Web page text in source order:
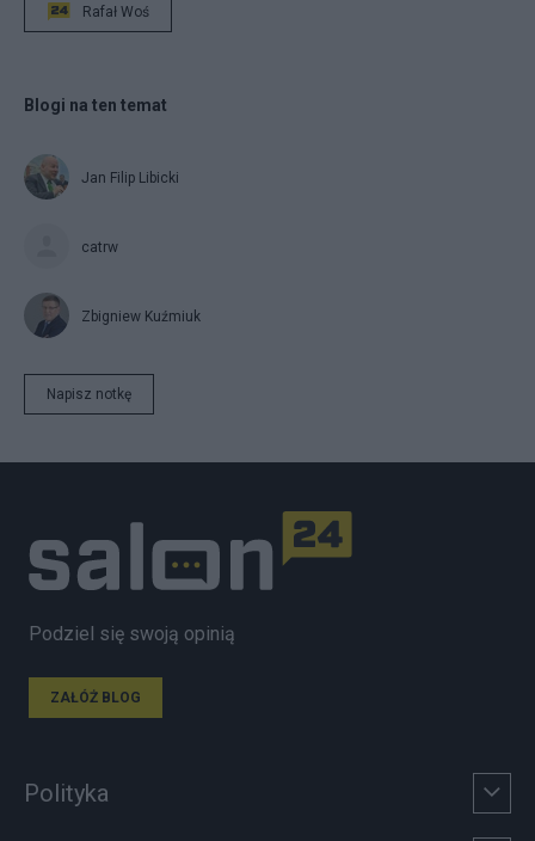
Rafał Woś
Blogi na ten temat
Jan Filip Libicki
catrw
Zbigniew Kuźmiuk
Napisz notkę
Podziel się swoją opinią
ZAŁÓŻ BLOG
Polityka